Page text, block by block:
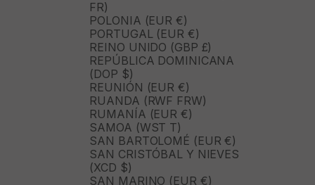
FR)
POLONIA (EUR €)
PORTUGAL (EUR €)
REINO UNIDO (GBP £)
REPÚBLICA DOMINICANA
(DOP $)
REUNIÓN (EUR €)
RUANDA (RWF FRW)
RUMANÍA (EUR €)
SAMOA (WST T)
SAN BARTOLOMÉ (EUR €)
SAN CRISTÓBAL Y NIEVES
(XCD $)
SAN MARINO (EUR €)